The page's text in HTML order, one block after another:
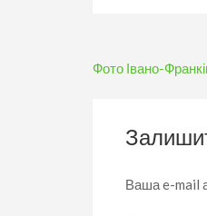
Навігація
Фото Івано-
Ваша e-mail